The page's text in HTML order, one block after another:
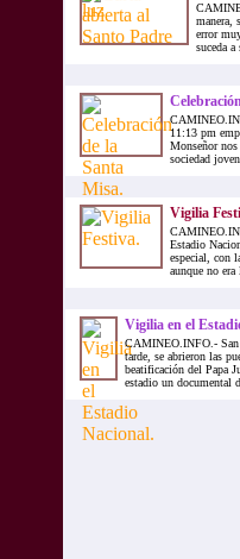
manera,
error
suceda
11:13 pm
Monseñor nos
sociedad
Vigilia
Estadio
especial, con
aunque no era
Vigilia en el
CAMINEO.INFO.-
tarde, se abrieron las
beatificación del Papa
estadio un documental